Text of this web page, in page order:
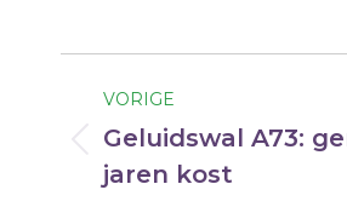
navigatie
VORIGE
Vorig
bericht
Geluidswal A73:
jaren kost